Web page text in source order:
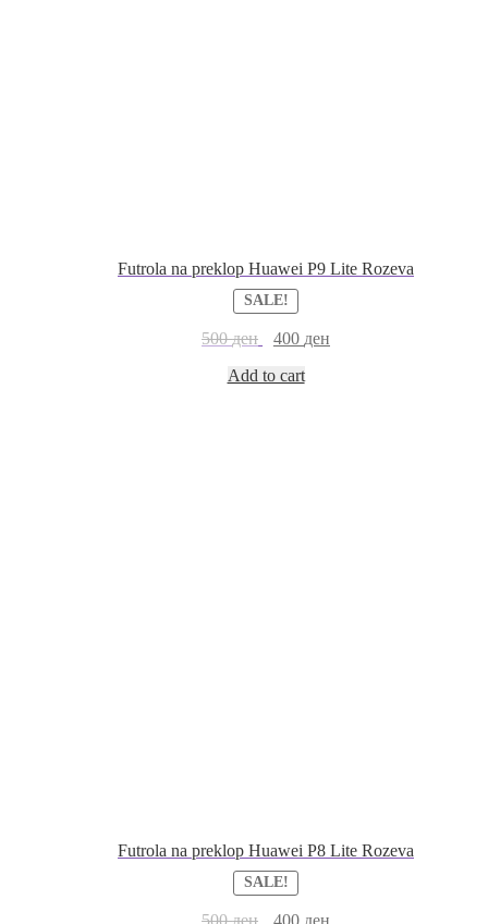
Futrola na preklop Huawei P9 Lite Rozeva
SALE!
500ден 400 ден
Add to cart
Futrola na preklop Huawei P8 Lite Rozeva
SALE!